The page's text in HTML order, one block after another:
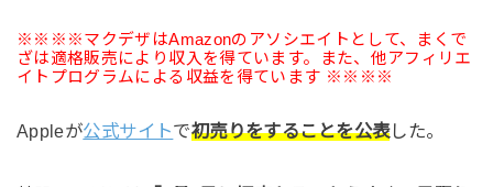
※※※※マクデザはAmazonのアソシエイトとして、まくで
ざは適格販売により収入を得ています。また、他アフィリエ
イトプログラムによる収益を得ています ※※※※
Appleが公式サイトで初売りをすることを公表した。